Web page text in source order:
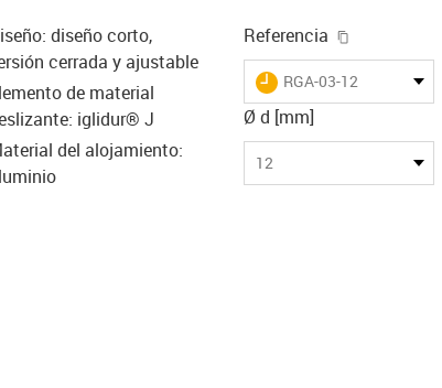
lupe
lupe
lupe
lupe
diseño corto,
cerrada y ajustable
de material
iglidur® J
del alojamiento:
Referencia
igus-icon-lieferzeit
RGA-03-12
Ø d [mm]
12